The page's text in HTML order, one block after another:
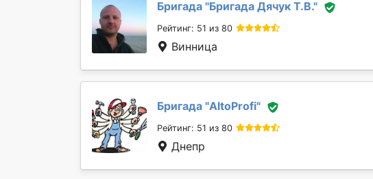
Бригада "Бригада Дячук Т.В."
Рейтинг: 51 из 80
Винница
Бригада "AltoProfi"
Рейтинг: 51 из 80
Днепр